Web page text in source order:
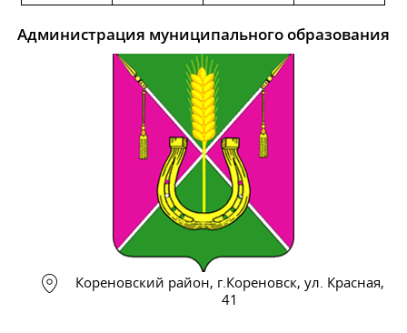
Администрация муниципального образования
Кореновский район, г.Кореновск, ул. Красная,
41